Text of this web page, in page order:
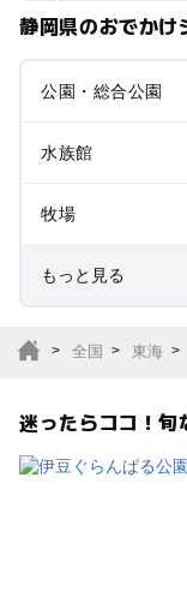
静岡県のおでかけ
公園・総合公園
水族館
牧場
もっと見る
サファリパーク
全国 東海
迷ったらココ！旬